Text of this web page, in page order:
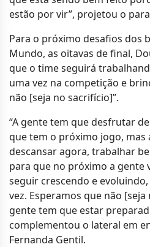
estão por vir”, projetou o
Para o próximo desafios dos
Mundo, as oitavas de final,
que o time seguirá
uma vez na competição e
não [seja no sacrifício]”.
“A gente tem que desfrutar
que tem o próximo jogo, mas
descansar agora, trabalhar
para que no próximo a gente
seguir crescendo e
vez. Esperamos que não
gente tem que estar
complementou o lateral em
Fernanda Gentil.